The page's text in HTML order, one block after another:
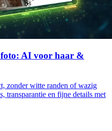
AI voor haar &
zonder witte randen of wazig
transparantie en fijne details met